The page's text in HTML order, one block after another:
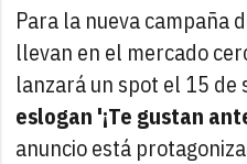
Para la nueva campaña
llevan en el mercado
lanzará un spot el 15
eslogan '¡Te gustan
anuncio está